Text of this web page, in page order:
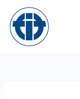
content